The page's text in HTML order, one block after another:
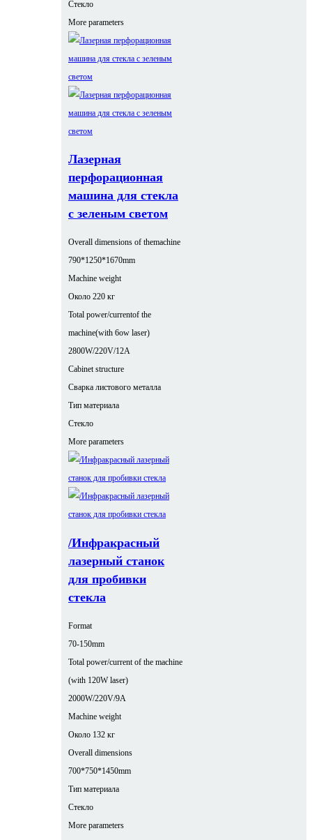
Стекло
More parameters
Лазерная
перфорационная
машина для стекла
с зеленым светом
Overall dimensions of themachine
790*1250*1670mm
Machine weight
Около 220 кг
Total power/currentof the
machine(with 6ow laser)
2800W/220V/12A
Cabinet structure
Сварка листового металла
Тип материала
Стекло
More parameters
/Инфракрасный
лазерный станок
для пробивки
стекла
Format
70-150mm
Total power/current of the machine
(with 120W laser)
2000W/220V/9A
Machine weight
Около 132 кг
Overall dimensions
700*750*1450mm
Тип материала
Стекло
More parameters